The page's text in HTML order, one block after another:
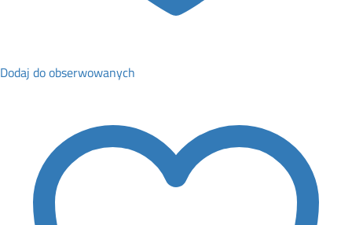
Dodaj do obserwowanych